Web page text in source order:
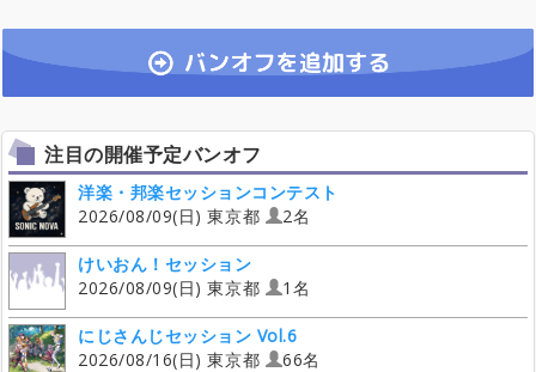
注目の開催予定バンオフ
洋楽・邦楽セッションコンテスト
2026/08/09(日) 東京都
2名
けいおん！セッション
2026/08/09(日) 東京都
1名
にじさんじセッション Vol.6
2026/08/16(日) 東京都
66名